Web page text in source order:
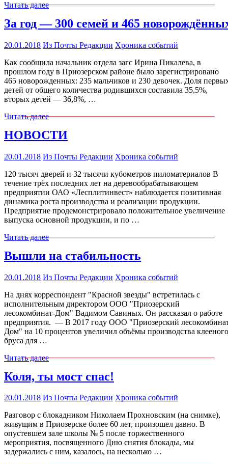
Читать далее
За год — 300 семей и 465
20.01.2018 Из Почты Редакции Хроника событий
Как сообщила начальник отдела загс Ирина Пикалева, в
прошлом году в Приозерском районе было зарегистрировано
465 новорожденных: 235 мальчиков и 230 девочек. Доля
детей от общего количества родившихся составила 35,5%,
вторых детей — 36,8%, …
Читать далее
НОВОСТИ
20.01.2018 Из Почты Редакции Хроника событий
120 тысяч дверей и 32 тысячи кубометров пиломатериалов В
течение трёх последних лет на деревообрабатывающем
предприятии ОАО «Лесплитинвест» наблюдается позитивная
динамика роста производства и реализации продукции.
Предприятие продемонстрировало положительное увеличение
выпуска основной продукции, и по …
Читать далее
Вышли на стабильность
20.01.2018 Из Почты Редакции Хроника событий
На днях корреспондент "Красной звезды" встретилась с
исполнительным директором ООО "Приозерский
лесокомбинат-Дом" Вадимом Савиных. Он рассказал о работе
предприятия. — В 2017 году ООО "Приозерский
Дом" на 10 процентов увеличил объёмы производства клееного
бруса для …
Читать далее
Коля, ты мост спас!
20.01.2018 Из Почты Редакции Хроника событий
Разговор с блокадником Николаем Прохновским (на снимке),
живущим в Приозерске более 60 лет, произошел давно. В
опустевшем зале школы № 5 после торжественного
мероприятия, посвященного Дню снятия блокады, мы
задержались с ним, казалось, на несколько …